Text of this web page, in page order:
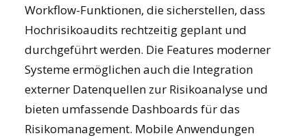
Workflow-Funktionen, die sicherstellen, dass
Hochrisikoaudits rechtzeitig geplant und
durchgeführt werden. Die Features moderner
Systeme ermöglichen auch die Integration
externer Datenquellen zur Risikoanalyse und
bieten umfassende Dashboards für das
Risikomanagement. Mobile Anwendungen